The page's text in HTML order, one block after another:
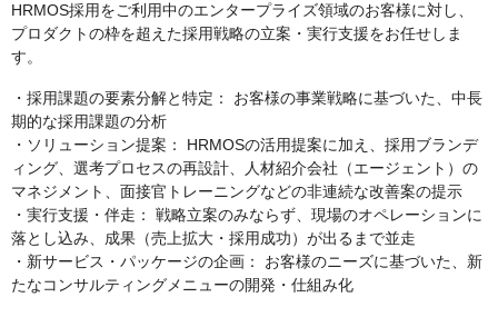
HRMOS採用をご利用中のエンタープライズ領域のお客様に対し、
プロダクトの枠を超えた採用戦略の立案・実行支援をお任せしま
す。
・採用課題の要素分解と特定： お客様の事業戦略に基づいた、中長
期的な採用課題の分析
・ソリューション提案： HRMOSの活用提案に加え、採用ブランデ
ィング、選考プロセスの再設計、人材紹介会社（エージェント）の
マネジメント、面接官トレーニングなどの非連続な改善案の提示
・実行支援・伴走： 戦略立案のみならず、現場のオペレーションに
落とし込み、成果（売上拡大・採用成功）が出るまで並走
・新サービス・パッケージの企画： お客様のニーズに基づいた、新
たなコンサルティングメニューの開発・仕組み化